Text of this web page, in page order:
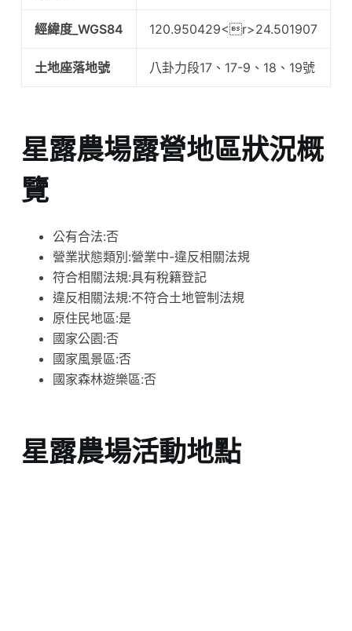
經緯度_WGS84 120.950429<r>24.501907
土地座落地號 八卦力段17、17-9、18、19號
星露農場露營地區狀況概
覽
公有合法:否
營業狀態類別:營業中-違反相關法規
符合相關法規:具有稅籍登記
違反相關法規:不符合土地管制法規
原住民地區:是
國家公園:否
國家風景區:否
國家森林遊樂區:否
星露農場活動地點